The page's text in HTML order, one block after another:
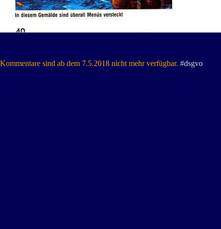
Kommentare sind ab dem 7.5.2018 nicht mehr verfügbar. #dsgvo